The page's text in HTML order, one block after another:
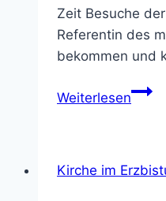
Zeit Besuche
Referentin des
bekommen und
Weiterlesen
Kirche im